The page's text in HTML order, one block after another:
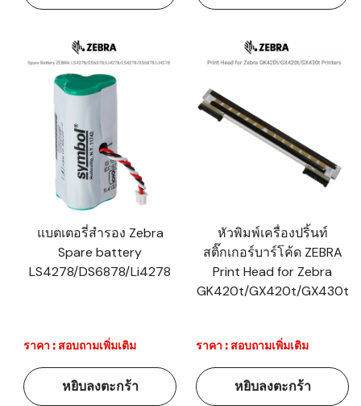
แบตเตอรี่สำรอง Zebra
Spare battery
LS4278/DS6878/Li4278
ราคา : สอบถามเพิ่มเติม
หยิบลงตะกร้า
หัวพิมพ์เครื่องปริ้นท์
สติ๊กเกอร์บาร์โค้ด ZEBRA
Print Head for Zebra
GK420t/GX420t/GX430t
ราคา : สอบถามเพิ่มเติม
หยิบลงตะกร้า